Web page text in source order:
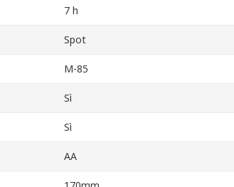
7 h
Spot
M-85
Sì
Sì
AA